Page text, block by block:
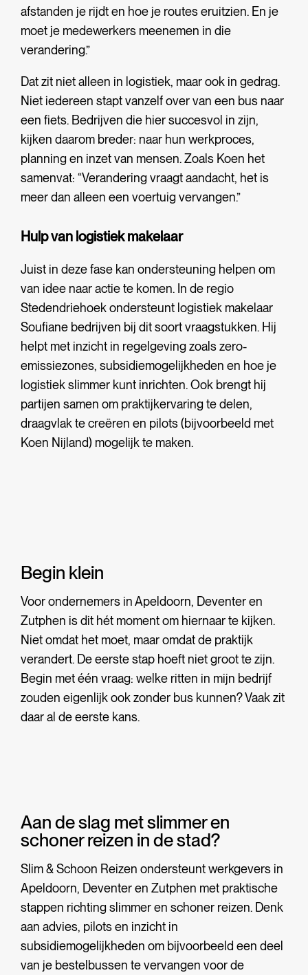
afstanden je rijdt en hoe je routes eruitzien. En je
moet je medewerkers meenemen in die
verandering.”
Dat zit niet alleen in logistiek, maar ook in gedrag.
Niet iedereen stapt vanzelf over van een bus naar
een fiets. Bedrijven die hier succesvol in zijn,
kijken daarom breder: naar hun werkproces,
planning en inzet van mensen. Zoals Koen het
samenvat: “Verandering vraagt aandacht, het is
meer dan alleen een voertuig vervangen.”
Hulp van logistiek makelaar
Juist in deze fase kan ondersteuning helpen om
van idee naar actie te komen. In de regio
Stedendriehoek ondersteunt logistiek makelaar
Soufiane bedrijven bij dit soort vraagstukken. Hij
helpt met inzicht in regelgeving zoals zero-
emissiezones, subsidiemogelijkheden en hoe je
logistiek slimmer kunt inrichten. Ook brengt hij
partijen samen om praktijkervaring te delen,
draagvlak te creëren en pilots (bijvoorbeeld met
Koen Nijland) mogelijk te maken.
Begin klein
Voor ondernemers in Apeldoorn, Deventer en
Zutphen is dit hét moment om hiernaar te kijken.
Niet omdat het moet, maar omdat de praktijk
verandert. De eerste stap hoeft niet groot te zijn.
Begin met één vraag: welke ritten in mijn bedrijf
zouden eigenlijk ook zonder bus kunnen? Vaak zit
daar al de eerste kans.
Aan de slag met slimmer en
schoner reizen in de stad?
Slim & Schoon Reizen ondersteunt werkgevers in
Apeldoorn, Deventer en Zutphen met praktische
stappen richting slimmer en schoner reizen. Denk
aan advies, pilots en inzicht in
subsidiemogelijkheden om bijvoorbeeld een deel
van je bestelbussen te vervangen voor de